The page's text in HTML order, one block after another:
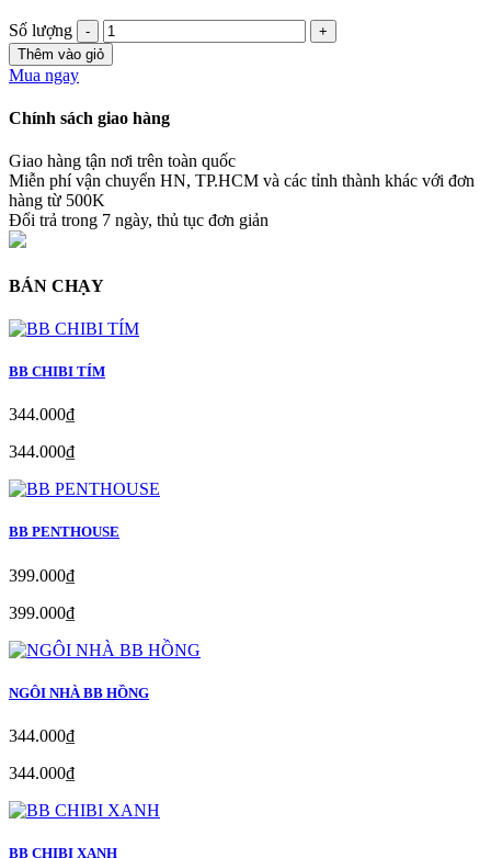
Số lượng
Thêm vào giỏ
Mua ngay
Chính sách giao hàng
Giao hàng tận nơi trên toàn quốc
Miễn phí vận chuyển HN, TP.HCM và các tỉnh thành khác với đơn
hàng từ 500K
Đổi trả trong 7 ngày, thủ tục đơn giản
BÁN CHẠY
BB CHIBI TÍM
344.000₫
344.000₫
BB PENTHOUSE
399.000₫
399.000₫
NGÔI NHÀ BB HỒNG
344.000₫
344.000₫
BB CHIBI XANH